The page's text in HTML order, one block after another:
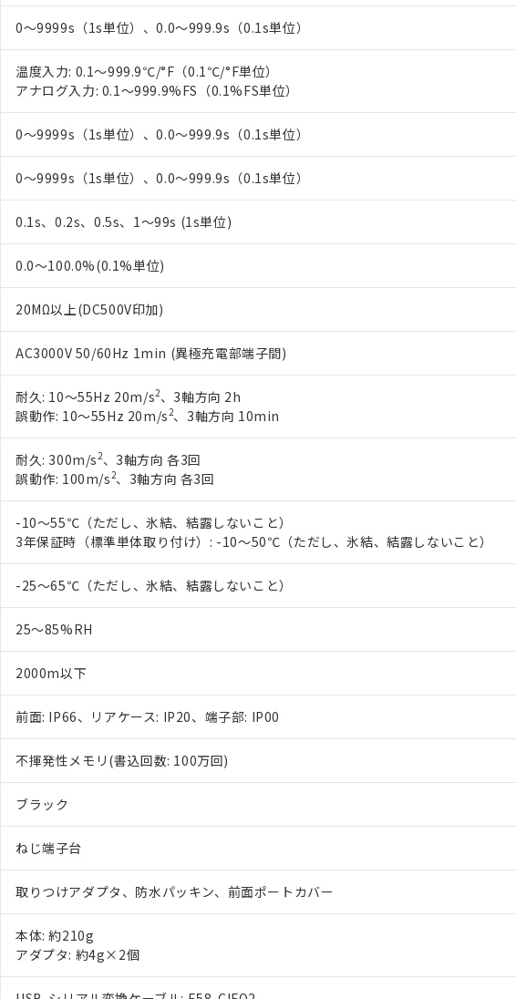
0～9999s（1s単位）、0.0～999.9s（0.1s単位）
温度入力: 0.1～999.9℃/°F（0.1℃/°F単位）
アナログ入力: 0.1～999.9%FS（0.1%FS単位）
0～9999s（1s単位）、0.0～999.9s（0.1s単位）
0～9999s（1s単位）、0.0～999.9s（0.1s単位）
0.1s、0.2s、0.5s、1～99s (1s単位)
0.0～100.0%(0.1%単位)
20MΩ以上(DC500V印加)
AC3000V 50/60Hz 1min (異極充電部端子間)
耐久: 10～55Hz 20m/s2、3軸方向 2h
誤動作: 10～55Hz 20m/s2、3軸方向 10min
耐久: 300m/s2、3軸方向 各3回
誤動作: 100m/s2、3軸方向 各3回
-10～55℃（ただし、氷結、結露しないこと）
3年保証時（標準単体取り付け）: -10～50℃（ただし、氷結、結露しないこと）
-25～65℃（ただし、氷結、結露しないこと）
25～85%RH
2000m以下
前面: IP66、リアケース: IP20、端子部: IP00
不揮発性メモリ(書込回数: 100万回)
ブラック
ねじ端子台
取りつけアダプタ、防水パッキン、前面ポートカバー
本体: 約210g
アダプタ: 約4g×2個
EU RoHS指令（10物質）の非含有証明書
51物質の非含有証明書（当社基準）
※本証明書は発行日時点で非含有を証明するもので、過去に遡って非含有を証明するも
また、RoHS指令のフタル酸エステル類４物質の対応では、対応完了までの期間は出
混在することから備考欄に対応日を記載しておりました。
既に当社にて対応品への在庫切替を完了していることから、特段のことがない限り、
り割愛しております。